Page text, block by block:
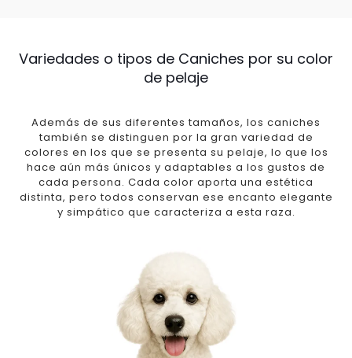
Variedades o tipos de Caniches por su color
de pelaje
Además de sus diferentes tamaños, los caniches
también se distinguen por la gran variedad de
colores en los que se presenta su pelaje, lo que los
hace aún más únicos y adaptables a los gustos de
cada persona. Cada color aporta una estética
distinta, pero todos conservan ese encanto elegante
y simpático que caracteriza a esta raza.